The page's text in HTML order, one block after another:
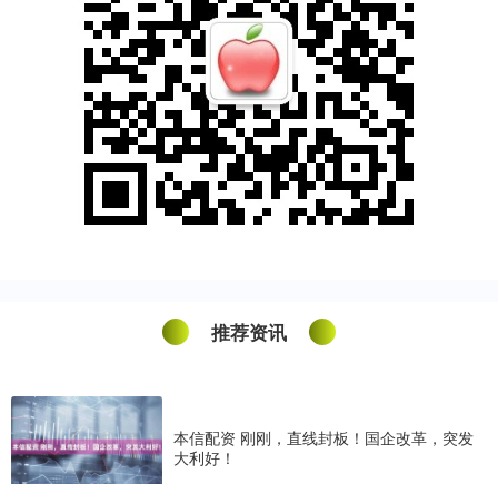
推荐资讯
本信配资 刚刚，直线封板！国企改革，突发
大利好！